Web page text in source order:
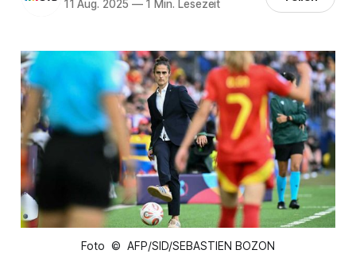
11 Aug. 2025 —1 Min. Lesezeit
Foto © AFP/SID/SEBASTIEN BOZON